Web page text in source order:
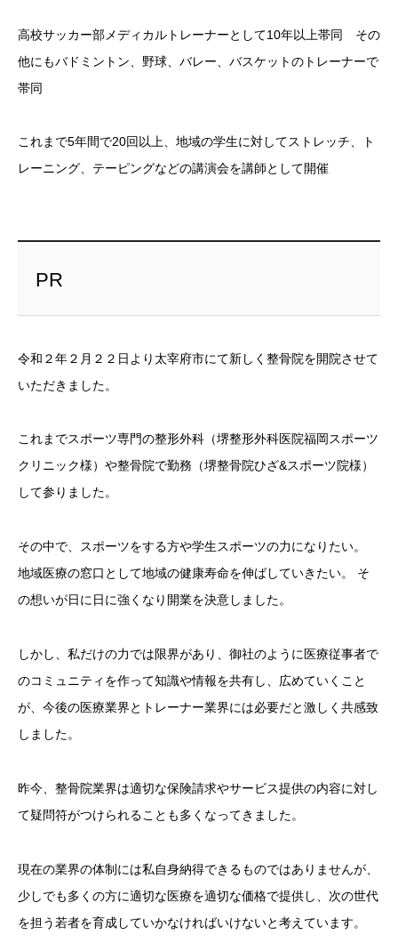
高校サッカー部メディカルトレーナーとして10年以上帯同 その
他にもバドミントン、野球、バレー、バスケットのトレーナーで
帯同
これまで5年間で20回以上、地域の学生に対してストレッチ、ト
レーニング、テーピングなどの講演会を講師として開催
PR
令和２年２月２２日より太宰府市にて新しく整骨院を開院させて
いただきました。
これまでスポーツ専門の整形外科（堺整形外科医院福岡スポーツ
クリニック様）や整骨院で勤務（堺整骨院ひざ&スポーツ院様）
して参りました。
その中で、スポーツをする方や学生スポーツの力になりたい。
地域医療の窓口として地域の健康寿命を伸ばしていきたい。 そ
の想いが日に日に強くなり開業を決意しました。
しかし、私だけの力では限界があり、御社のように医療従事者で
のコミュニティを作って知識や情報を共有し、広めていくこと
が、今後の医療業界とトレーナー業界には必要だと激しく共感致
しました。
昨今、整骨院業界は適切な保険請求やサービス提供の内容に対し
て疑問符がつけられることも多くなってきました。
現在の業界の体制には私自身納得できるものではありませんが、
少しでも多くの方に適切な医療を適切な価格で提供し、次の世代
を担う若者を育成していかなければいけないと考えています。